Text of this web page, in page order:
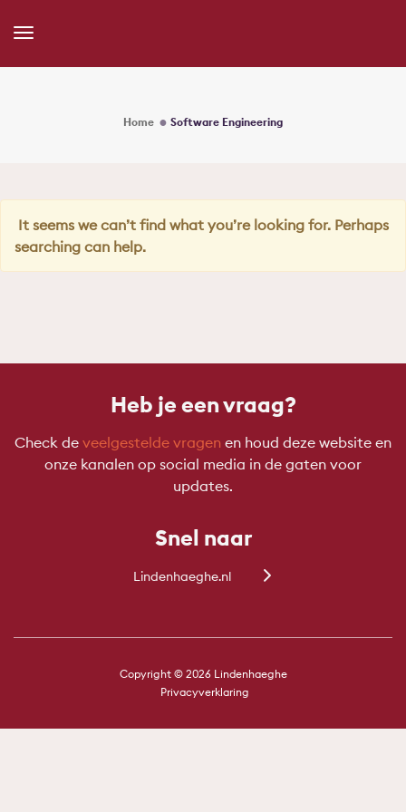
Toggle
Home Software Engineering
It seems we can’t find what you’re looking for. Perhaps
searching can help.
Heb je een vraag?
Check de veelgestelde vragen en houd deze website en
onze kanalen op social media in de gaten voor
updates.
Snel naar
Lindenhaeghe.nl
Copyright © 2026 Lindenhaeghe
Privacyverklaring